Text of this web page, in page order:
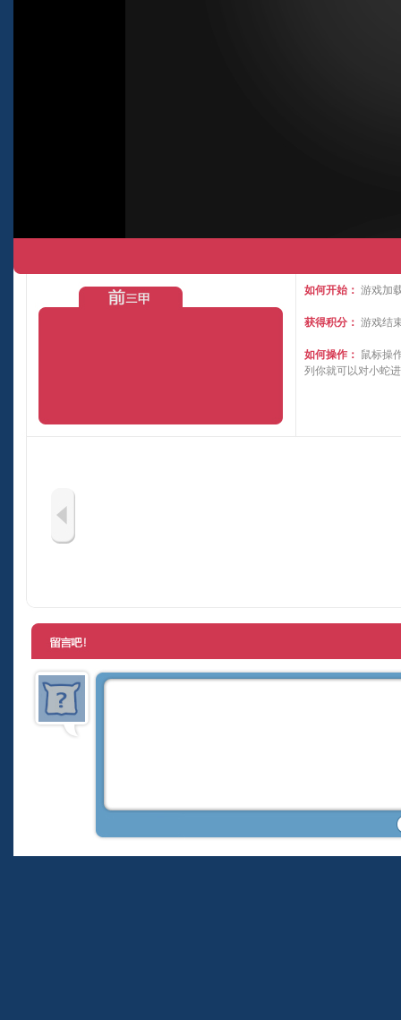
如何开始： 游戏加
获得积分： 游戏结
如何操作： 鼠标操
列你就可以对小蛇